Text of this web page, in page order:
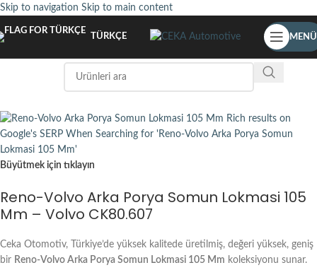
Skip to navigation Skip to main content
TÜRKÇE MENÜ
Büyütmek için tıklayın
Reno-Volvo Arka Porya Somun Lokmasi 105
Mm – Volvo CK80.607
Ceka Otomotiv, Türkiye’de yüksek kalitede üretilmiş, değeri yüksek, geniş
bir Reno-Volvo Arka Porya Somun Lokmasi 105 Mm koleksiyonu sunar.